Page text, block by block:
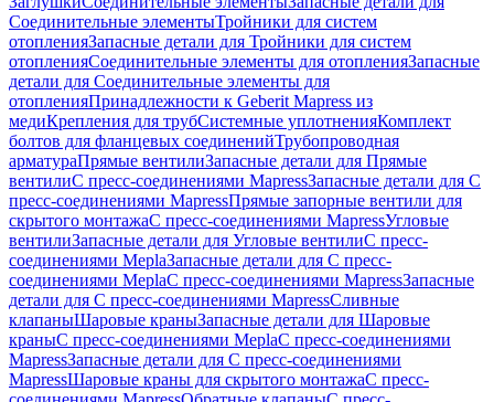
Соединительные элементыТройники для систем
отопленияЗапасные детали для Тройники для систем
отопленияСоединительные элементы для отопленияЗапасные
детали для Соединительные элементы для
отопленияПринадлежности к Geberit Mapress из
медиКрепления для трубСистемные уплотненияКомплект
болтов для фланцевых соединенийТрубопроводная
арматураПрямые вентилиЗапасные детали для Прямые
вентилиС пресс-соединениями MapressЗапасные детали для С
пресс-соединениями MapressПрямые запорные вентили для
скрытого монтажаС пресс-соединениями MapressУгловые
вентилиЗапасные детали для Угловые вентилиС пресс-
соединениями MeplaЗапасные детали для С пресс-
соединениями MeplaС пресс-соединениями MapressЗапасные
детали для С пресс-соединениями MapressСливные
клапаныШаровые краныЗапасные детали для Шаровые
краныС пресс-соединениями MeplaС пресс-соединениями
MapressЗапасные детали для С пресс-соединениями
MapressШаровые краны для скрытого монтажаС пресс-